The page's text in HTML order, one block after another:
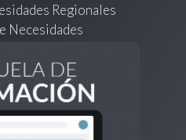
Regionales
Necesidades